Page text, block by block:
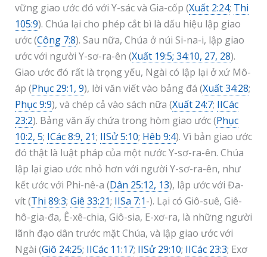
vững giao ước đó với Y-sác và Gia-cốp (Xuất 2:24; Thi
105:9). Chúa lại cho phép cắt bì là dấu hiệu lập giao
ước (Công 7:8). Sau nữa, Chúa ở núi Si-na-i, lập giao
ước với người Y-sơ-ra-ên (Xuất 19:5; 34:10, 27, 28).
Giao ước đó rất là trọng yếu, Ngài có lập lại ở xứ Mô-
áp (Phục 29:1, 9), lời văn viết vào bảng đá (Xuất 34:28;
Phục 9:9), và chép cả vào sách nữa (Xuất 24:7; IICác
23:2). Bảng văn ấy chứa trong hòm giao ước (Phục
10:2, 5; ICác 8:9, 21; IISử 5:10; Hêb 9:4). Vì bản giao ước
đó thật là luật pháp của một nước Y-sơ-ra-ên. Chúa
lập lại giao ước nhỏ hơn với người Y-sơ-ra-ên, như
kết ước với Phi-nê-a (Dân 25:12, 13), lập ước với Đa-
vít (Thi 89:3; Giê 33:21; IISa 7:1-). Lại có Giô-suê, Giê-
hô-gia-đa, Ê-xê-chia, Giô-sia, E-xơ-ra, là những người
lãnh đạo dân trước mặt Chúa, và lập giao ước với
Ngài (Giô 24:25; IICác 11:17; IISử 29:10; IICác 23:3; Exơ